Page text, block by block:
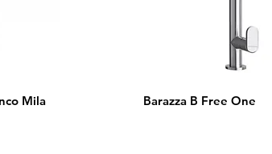
Mila Barazza B Free One